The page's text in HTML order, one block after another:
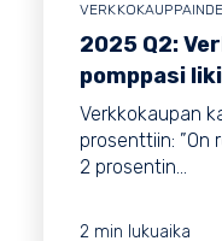
2025 Q2:
pomppasi
Verkkokaupan
prosenttiin: ”On
2 prosentin...
2 min lukuaika